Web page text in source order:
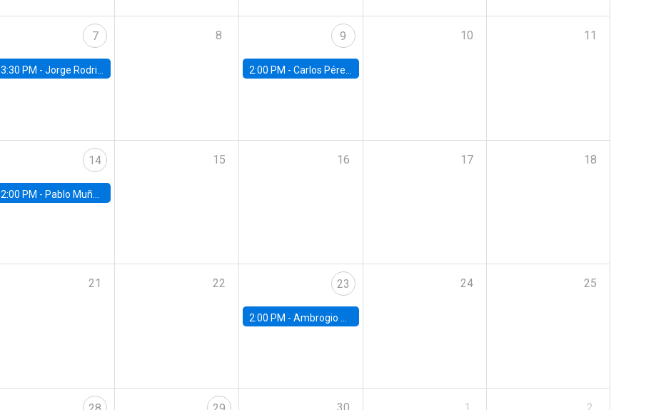
7
3:30 PM -Jorge Rodriguez, Universidad de Los Andes
8 9
2:00 PM - Carlos Pérez, Universidad Finis Terrae
10 11
14
2:00 PM - Pablo Muñoz, Universidad de Chile
15 16 17 18
21 22 23
2:00 PM - Ambrogio Cesa-Bianchi, Bank of England
24 25